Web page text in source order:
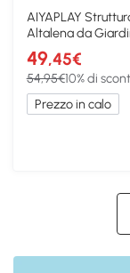
AIYAPLAY
Altalena da
Ganci Giallo e Blu
49,45€
54,95€10% di
Prezzo in calo